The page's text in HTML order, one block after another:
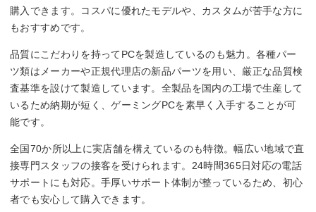
購入できます。コスパに優れたモデルや、カスタムが苦手な方に
もおすすめです。
品質にこだわりを持ってPCを製造しているのも魅力。各種パー
ツ類はメーカーや正規代理店の新品パーツを用い、厳正な品質検
査基準を設けて製造しています。全製品を国内の工場で生産して
いるため納期が短く、ゲーミングPCを素早く入手することが可
能です。
全国70か所以上に実店舗を構えているのも特徴。幅広い地域で直
接専門スタッフの接客を受けられます。24時間365日対応の電話
サポートにも対応。手厚いサポート体制が整っているため、初心
者でも安心して購入できます。